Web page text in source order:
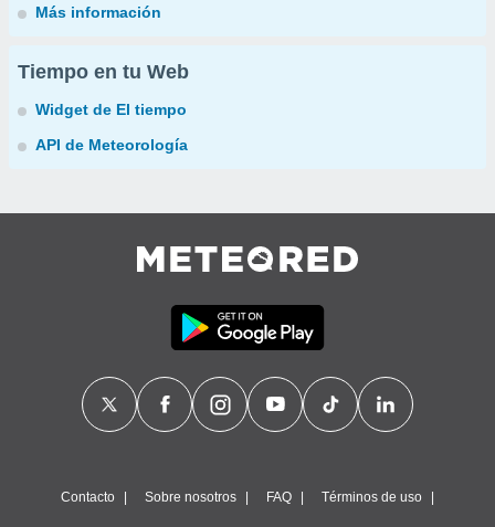
Más información
Tiempo en tu Web
Widget de El tiempo
API de Meteorología
Contacto Sobre nosotros FAQ Términos de uso